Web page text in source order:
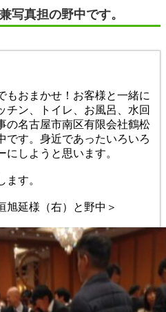
写真担の野中です。
もおまかせ！お客様と一緒に
チン、トイレ、お風呂、水回
の名古屋市南区有限会社鶴松
です。身近であったいろいろ
しようと思います。
す。
旭延様（右）と野中＞